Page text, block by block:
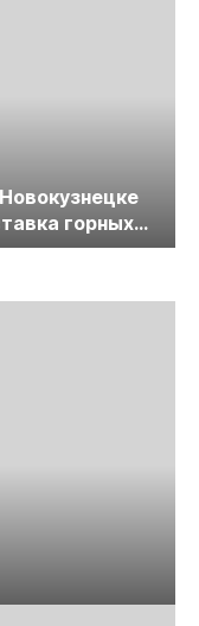
горных
России и